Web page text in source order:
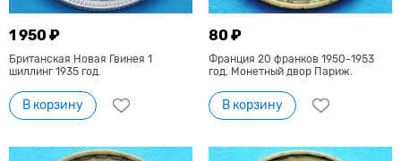
1 950 ₽
Британская Новая Гвинея 1
шиллинг 1935 год.
В корзину
80 ₽
Франция 20 франков 1950-1953
год. Монетный двор Париж.
В корзину